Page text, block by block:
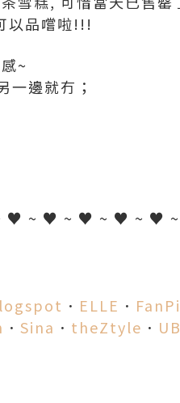
以品嚐啦!!!
~
一邊就冇；
~ ♥ ~ ♥ ~ ♥ ~ ♥
． ELLE ．
． Sina ． theZtyle ．